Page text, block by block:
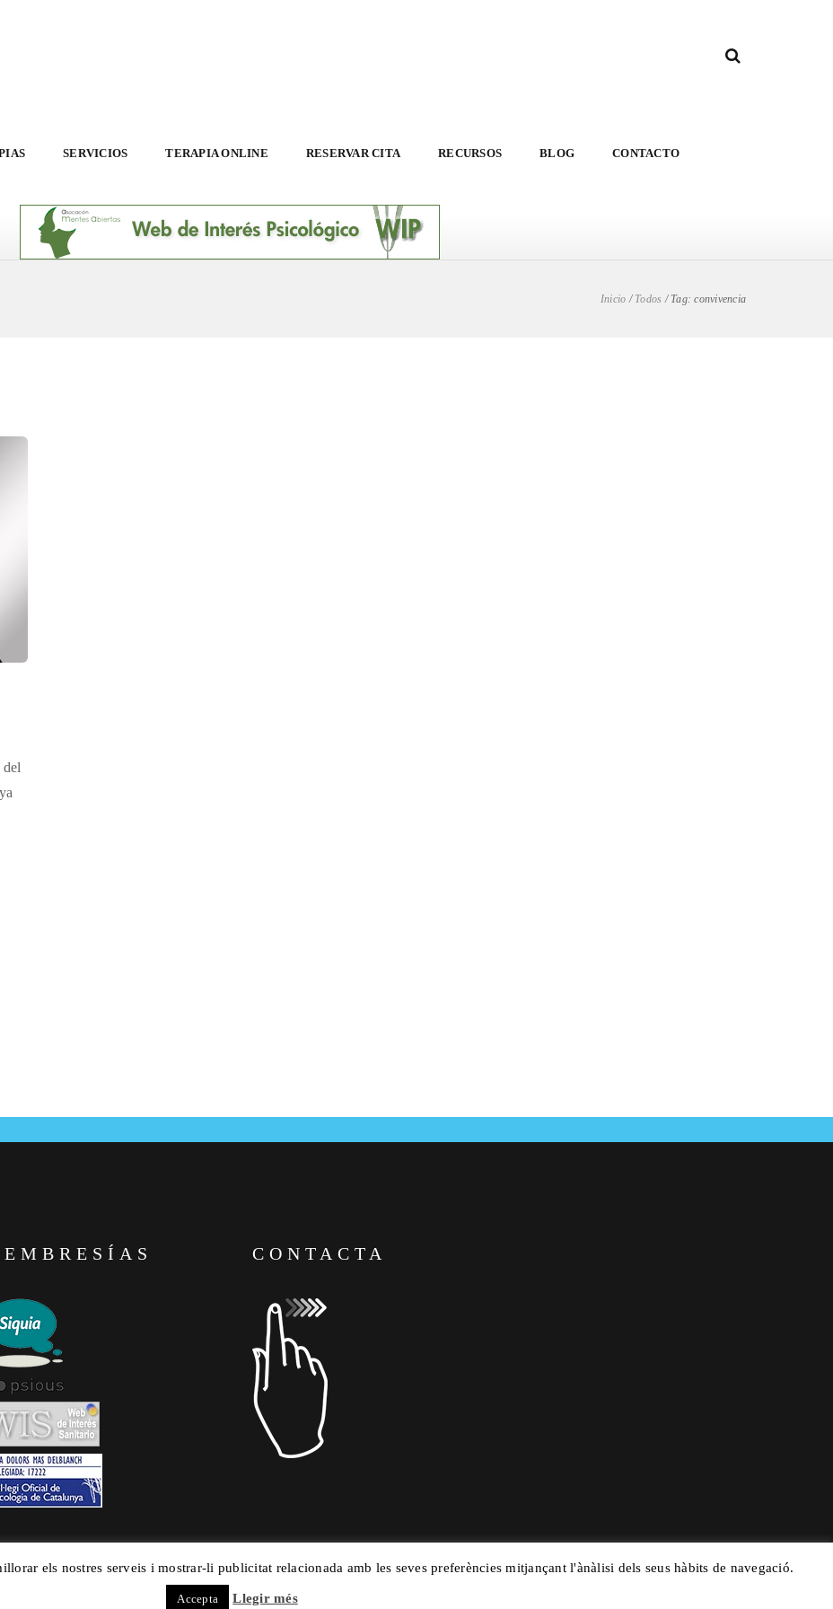
SERVICIOS TERAPIA ONLINE RESERVAR CITA RECURSOS BLOG CONTACTO
Inicio / Todos / Tag: convivencia
CONTACTA
els nostres serveis i mostrar-li publicitat relacionada amb les seves preferències mitjançant l'ànàlisi dels seus hàbits de navegació.
Accepta Llegir més